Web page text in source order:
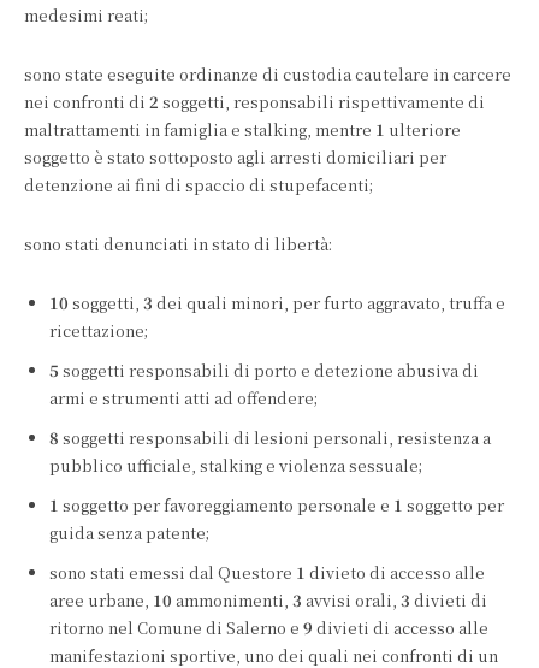
medesimi reati;
sono state eseguite ordinanze di custodia cautelare in carcere
nei confronti di 2 soggetti, responsabili rispettivamente di
maltrattamenti in famiglia e stalking, mentre 1 ulteriore
soggetto è stato sottoposto agli arresti domiciliari per
detenzione ai fini di spaccio di stupefacenti;
sono stati denunciati in stato di libertà:
10 soggetti, 3 dei quali minori, per furto aggravato, truffa e
ricettazione;
5 soggetti responsabili di porto e detezione abusiva di
armi e strumenti atti ad offendere;
8 soggetti responsabili di lesioni personali, resistenza a
pubblico ufficiale, stalking e violenza sessuale;
1 soggetto per favoreggiamento personale e 1 soggetto per
guida senza patente;
sono stati emessi dal Questore 1 divieto di accesso alle
aree urbane, 10 ammonimenti, 3 avvisi orali, 3 divieti di
ritorno nel Comune di Salerno e 9 divieti di accesso alle
manifestazioni sportive, uno dei quali nei confronti di un